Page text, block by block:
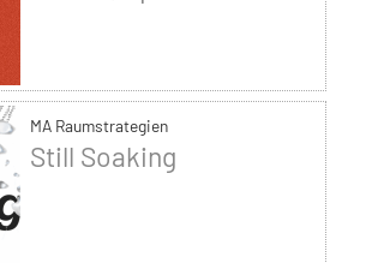
MA Raumstrategien
Still Soaking